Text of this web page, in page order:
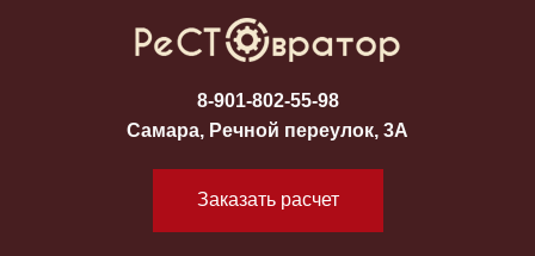
8-901-802-55-98
Самара, Речной переулок, 3А
Заказать расчет